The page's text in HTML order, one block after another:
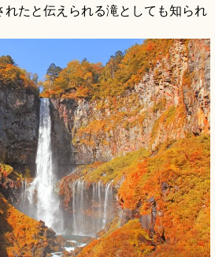
れたと伝えられる滝としても知られ